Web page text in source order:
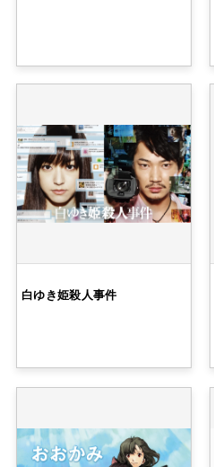
白ゆき姫殺人事件